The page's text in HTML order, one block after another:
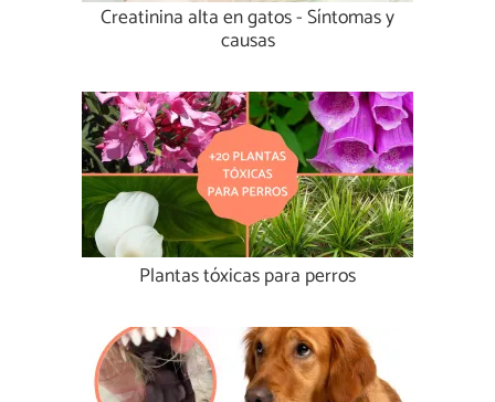
Creatinina alta en gatos - Síntomas y
causas
Plantas tóxicas para perros